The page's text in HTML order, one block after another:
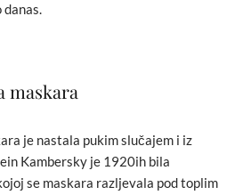
maskara
je nastala pukim slučajem i iz
Kambersky je 1920ih bila
se maskara razljevala pod toplim